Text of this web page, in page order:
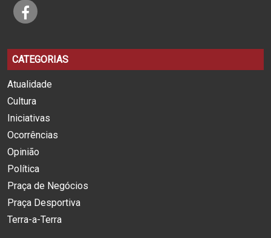
CATEGORIAS
Atualidade
Cultura
Iniciativas
Ocorrências
Opinião
Política
Praça de Negócios
Praça Desportiva
Terra-a-Terra